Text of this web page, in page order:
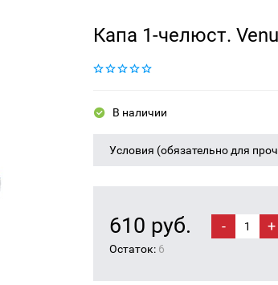
Капа 1-челюст.
В наличии
Условия (обязательно для
610 руб.
Остаток: 6
- +